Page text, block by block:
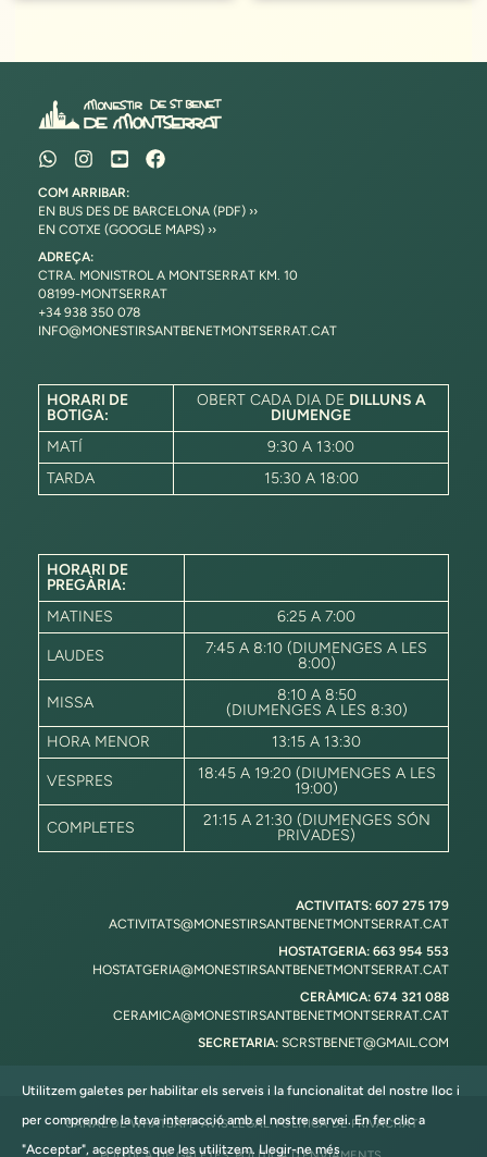
COM ARRIBAR:
EN BUS DES DE BARCELONA (PDF) ››
EN COTXE (GOOGLE MAPS) ››
ADREÇA:
CTRA. MONISTROL A MONTSERRAT KM. 10
08199-MONTSERRAT
+34 938 350 078
INFO@MONESTIRSANTBENETMONTSERRAT.CAT
HORARI DE
BOTIGA:
OBERT CADA DIA DE DILLUNS A
DIUMENGE
MATÍ
9:30 A 13:00
TARDA
15:30 A 18:00
HORARI DE
PREGÀRIA:
MATINES
6:25 A 7:00
LAUDES
7:45 A 8:10 (DIUMENGES A LES
8:00)
MISSA
8:10 A 8:50
(DIUMENGES A LES 8:30)
HORA MENOR
13:15 A 13:30
VESPRES
18:45 A 19:20 (DIUMENGES A LES
19:00)
COMPLETES
21:15 A 21:30 (DIUMENGES SÓN
PRIVADES)
ACTIVITATS: 607 275 179
ACTIVITATS@MONESTIRSANTBENETMONTSERRAT.CAT
HOSTATGERIA: 663 954 553
HOSTATGERIA@MONESTIRSANTBENETMONTSERRAT.CAT
CERÀMICA: 674 321 088
CERAMICA@MONESTIRSANTBENETMONTSERRAT.CAT
SECRETARIA: SCRSTBENET@GMAIL.COM
CANAL DE WHATSAPP AVÍS LEGAL POLÍTICA DE PRIVACITAT
Utilitzem galetes per habilitar els serveis i la funcionalitat del nostre lloc i
per comprendre la teva interacció amb el nostre servei. En fer clic a
"Acceptar", acceptes que les utilitzem. Llegir-ne més